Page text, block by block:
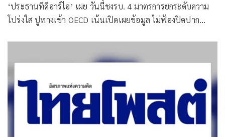
‘ประธานทีดีอาร์ไอ’ เผย วันนี้ชงรบ. 4 มาตรการยกระดับความ
โปร่งใส ปูทางเข้า OECD เน้นเปิดเผยข้อมูล ไม่ฟ้องปิดปาก